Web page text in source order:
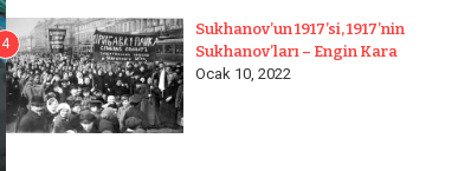
4
Sukhanov’un 1917’si, 1917’nin
Sukhanov’ları – Engin Kara
Ocak 10, 2022